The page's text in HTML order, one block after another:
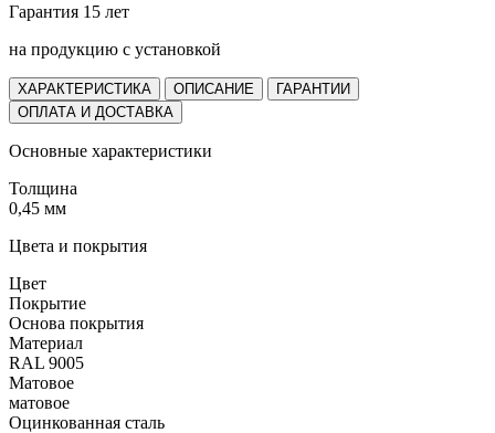
Гарантия 15 лет
на продукцию с установкой
ХАРАКТЕРИСТИКА ОПИСАНИЕ
ГАРАНТИИ
ОПЛАТА И ДОСТАВКА
Основные характеристики
Толщина
0,45 мм
Цвета и покрытия
Цвет
Покрытие
Основа покрытия
Материал
RAL 9005
Матовое
матовое
Оцинкованная сталь